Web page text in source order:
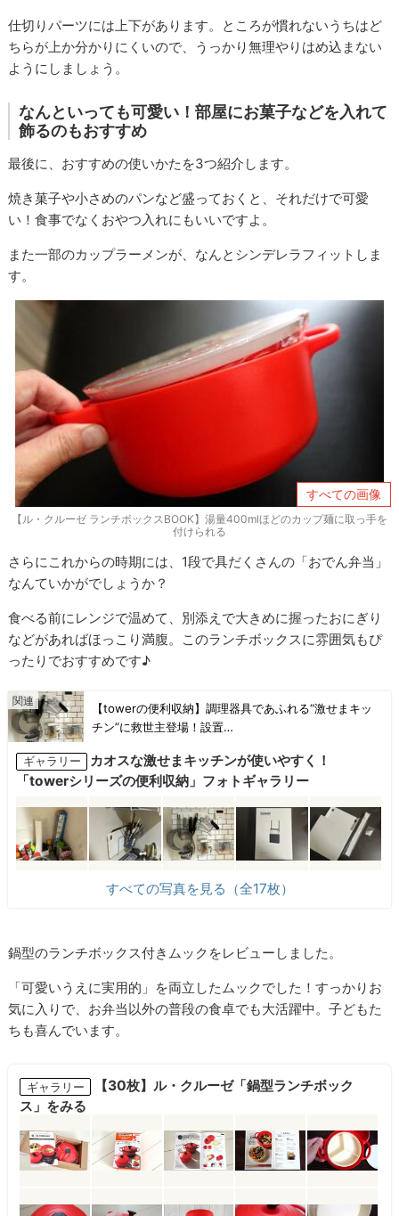
仕切りパーツには上下があります。ところが慣れないうちはど
ちらが上か分かりにくいので、うっかり無理やりはめ込まない
ようにしましょう。
なんといっても可愛い！部屋にお菓子などを入れて
飾るのもおすすめ
最後に、おすすめの使いかたを3つ紹介します。
焼き菓子や小さめのパンなど盛っておくと、それだけで可愛
い！食事でなくおやつ入れにもいいですよ。
また一部のカップラーメンが、なんとシンデレラフィットしま
す。
すべての画像
【ル・クルーゼ ランチボックスBOOK】湯量400mlほどのカップ麺に取っ手を
付けられる
さらにこれからの時期には、1段で具だくさんの「おでん弁当」
なんていかがでしょうか？
食べる前にレンジで温めて、別添えで大きめに握ったおにぎり
などがあればほっこり満腹。このランチボックスに雰囲気もぴ
ったりでおすすめです♪
【towerの便利収納】調理器具であふれる“激せまキッ
チン”に救世主登場！設置…
ギャラリー
カオスな激せまキッチンが使いやすく！
「towerシリーズの便利収納」フォトギャラリー
すべての写真を見る（全17枚）
鍋型のランチボックス付きムックをレビューしました。
「可愛いうえに実用的」を両立したムックでした！すっかりお
気に入りで、お弁当以外の普段の食卓でも大活躍中。子どもた
ちも喜んでいます。
ギャラリー
【30枚】ル・クルーゼ「鍋型ランチボック
ス」をみる